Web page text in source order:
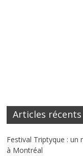
Articles récents
Festival Triptyque : un
à Montréal